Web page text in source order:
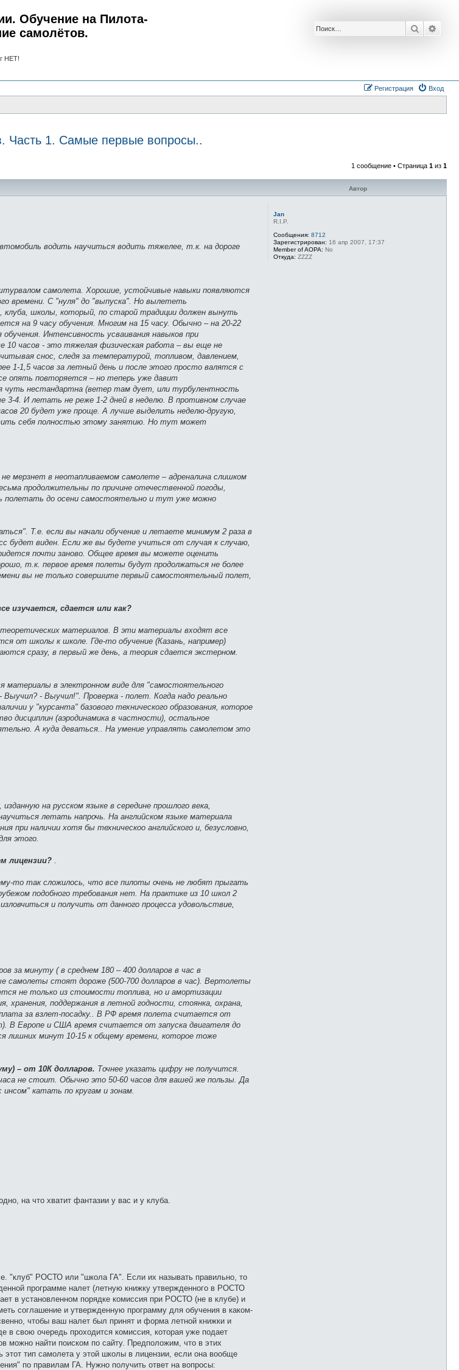
Обучение на Пилота-
самолётов.
НЕТ!
Поиск
Вход
Регистрация
Часть 1. Самые первые вопросы..
1 сообщение • Страница 1 из 1
Автор
Jan
R.I.P.
Сообщения: 8712
Зарегистрирован: 16 апр 2007, 17:37
Member of AOPA: No
Откуда: ZZZZ
водить научиться водить тяжелее, т.к. на дороге
самолета. Хорошие, устойчивые навыки появляются
времени. С "нуля" до "выпуска". Но вылететь
клуба, школы, который, по старой традиции должен вынуть
на 9 часу обучения. Многим на 15 часу. Обычно – на 20-22
Интенсивность усваивания навыков при
10 часов - это тяжелая физическая работа – вы еще не
снос, следя за температурой, топливом, давлением,
1,5 часов за летный день и после этого просто валятся с
опять повторяется – но теперь уже давит
чуть нестандартна (ветер там дует, или турбулентность
3-4. И летать не реже 1-2 дней в неделю. В противном случае
20 будет уже проще. А лучше выделить неделю-другую,
себя полностью этому занятию. Но тут может
мерзнет в неотапливаемом самолете – адреналина слишком
продолжительны по причине отечественной погоды,
полетать до осени самостоятельно и тут уже можно
Т.е. если вы начали обучение и летаете минимум 2 раза в
будет виден. Если же вы будете учиться от случая к случаю,
почти заново. Общее время вы можете оценить
т.к. первое время полеты будут продолжаться не более
вы не только совершите первый самостоятельный полет,
изучается, сдается или как?
материалов. В эти материалы входят все
от школы к школе. Где-то обучение (Казань, например)
сразу, в первый же день, а теория сдается экстерном.
в электронном виде для "самостоятельного
Выучил? - Выучил!". Проверка - полет. Когда надо реально
у "курсанта" базового технического образования, которое
дисциплин (аэродинамика в частности), остальное
А куда деваться.. На умение управлять самолетом это
на русском языке в середине прошлого века,
летать напрочь. На английском языке материала
при наличии хотя бы техническоо английского и, безусловно,
этого.
лицензии?
то так сложилось, что все пилоты очень не любят прыгать
подобного требования нет. На практике из 10 школ 2
и получить от данного процесса удовольствие,
за минуту ( в среднем 180 – 400 долларов в час в
самолеты стоят дороже (500-700 долларов в час). Вертолеты
не только из стоимости топлива, но и амортизации
поддержания в летной годности, стоянка, охрана,
плата за взлет-посадку.. В РФ время полета считается от
В Европе и США время считается от запуска двигателя до
лишних минут 10-15 к общему времени, которое тоже
– от 10К долларов. Точнее указать цифру не получится.
не стоит. Обычно это 50-60 часов для вашей же пользы. Да
катать по кругам и зонам.
на что хватит фантазии у вас и у клуба.
"клуб" РОСТО или "школа ГА". Если их называть правильно, то
программе налет (летную книжку утвержденного в РОСТО
в установленном порядке комиссия при РОСТО (не в клубе) и
соглашение и утвержденную программу для обучения в каком-
чтобы ваш налет был принят и форма летной книжки и
в свою очередь проходится комиссия, которая уже подает
можно найти поиском по сайту. Предположим, что в этих
этот тип самолета у этой школы в лицензии, если она вообще
по правилам ГА. Нужно получить ответ на вопросы: